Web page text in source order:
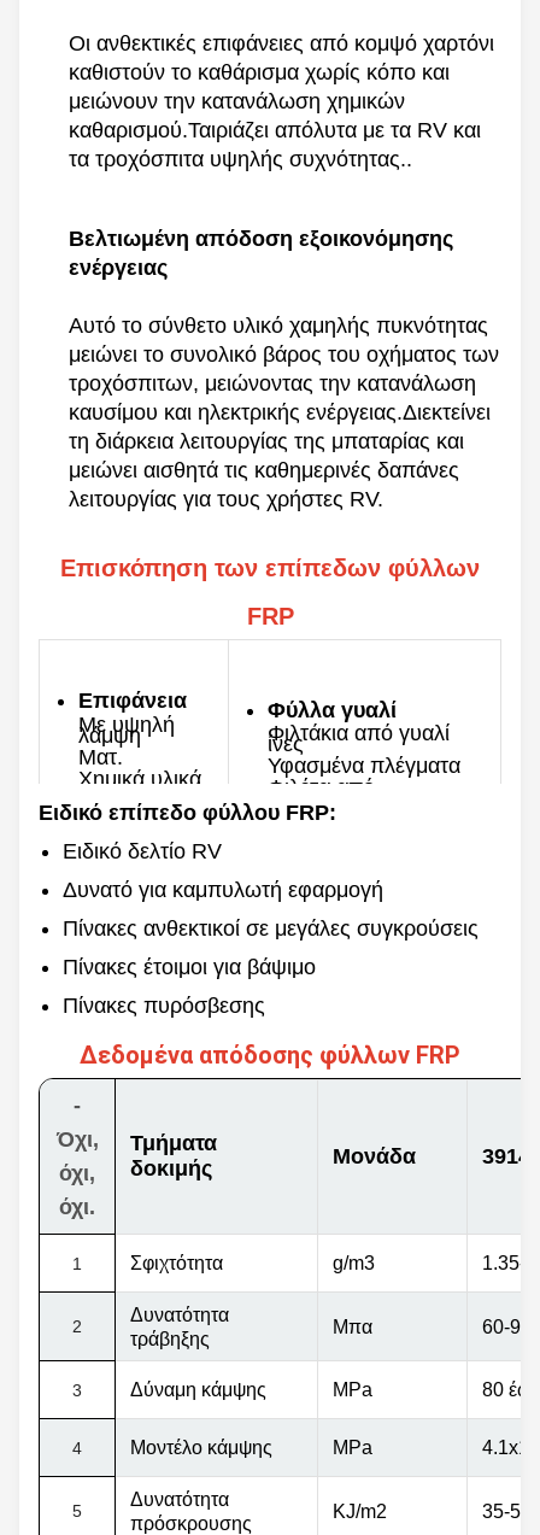
Οι ανθεκτικές επιφάνειες από κομψό χαρτόνι
καθιστούν το καθάρισμα χωρίς κόπο και
μειώνουν την κατανάλωση χημικών
καθαρισμού.Ταιριάζει απόλυτα με τα RV και
τα τροχόσπιτα υψηλής συχνότητας..
Βελτιωμένη απόδοση εξοικονόμησης
ενέργειας
Αυτό το σύνθετο υλικό χαμηλής πυκνότητας
μειώνει το συνολικό βάρος του οχήματος των
τροχόσπιτων, μειώνοντας την κατανάλωση
καυσίμου και ηλεκτρικής ενέργειας.Διεκτείνει
τη διάρκεια λειτουργίας της μπαταρίας και
μειώνει αισθητά τις καθημερινές δαπάνες
λειτουργίας για τους χρήστες RV.
Επισκόπηση των επίπεδων φύλλων
FRP
Επιφάνεια
Με υψηλή
λάμψη
Ματ.
Χημικά υλικά
Άλλα από τα
χάλυβα
Χρώμα
Προσαρμοσμένο
Πίσω
Γλυκό
Σκληρό.
Φύλλα γυαλί
Φιλτάκια από γυαλί
ίνες
Υφασμένα πλέγματα
Φιλέτα από
υφασμένα υφάσματα
Μέγιστο πλάτος
3500 χιλιοστά
60/100/120m &
Προσαρμοσμένο
Ειδικό επίπεδο φύλλου FRP:
Ειδικό δελτίο RV
Δυνατό για καμπυλωτή εφαρμογή
Πίνακες ανθεκτικοί σε μεγάλες συγκρούσεις
Πίνακες έτοιμοι για βάψιμο
Πίνακες πυρόσβεσης
Δεδομένα απόδοσης φύλλων FRP
-
Όχι,
όχι,
όχι.
Τμήματα
δοκιμής
Μονάδα
1 Σφιχτότητα g/m3 1.35-
2
Δυνατότητα
τράβηξης
Μπα 60-90
3 Δύναμη κάμψης MPa 80
4 Μοντέλο κάμψης MPa 4.1x10
5
Δυνατότητα
πρόσκρουσης
KJ/m2 35-55